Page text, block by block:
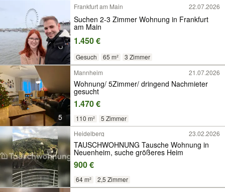
Frankfurt am Main
22.07.2026
Suchen 2-3 Zimmer Wohnung in Frankfurt
am Main
1.450 €
Gesuch 65 m² 3 Zimmer
5
Mannheim 21.07.2026
Wohnung/ 5Zimmer/ dringend Nachmieter
gesucht
1.470 €
110 m²
5 Zimmer
Heidelberg
23.02.2026
TAUSCHWOHNUNG Tausche Wohnung in
Neuenheim, suche größeres Heim
900 €
64 m² 2,5 Zimmer